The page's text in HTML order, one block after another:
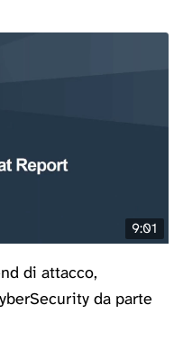
9:01
di attacco,
da parte